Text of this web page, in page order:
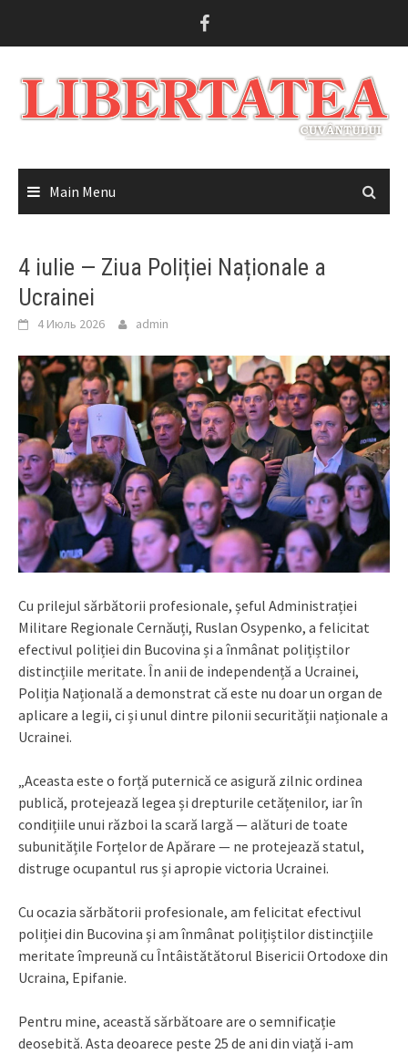
Main Menu
4 iulie — Ziua Poliției Naționale a
Ucrainei
4 Июль 2026 admin
Cu prilejul sărbătorii profesionale, șeful Administrației
Militare Regionale Cernăuți, Ruslan Osypenko, a felicitat
efectivul poliției din Bucovina și a înmânat polițiștilor
distincțiile meritate. În anii de independență a Ucrainei,
Poliția Națională a demonstrat că este nu doar un organ de
aplicare a legii, ci și unul dintre pilonii securității naționale a
Ucrainei.
„Aceasta este o forță puternică ce asigură zilnic ordinea
publică, protejează legea și drepturile cetățenilor, iar în
condițiile unui război la scară largă — alături de toate
subunitățile Forțelor de Apărare — ne protejează statul,
distruge ocupantul rus și apropie victoria Ucrainei.
Cu ocazia sărbătorii profesionale, am felicitat efectivul
poliției din Bucovina și am înmânat polițiștilor distincțiile
meritate împreună cu Întâistătătorul Bisericii Ortodoxe din
Ucraina, Epifanie.
Pentru mine, această sărbătoare are o semnificație
deosebită. Asta deoarece peste 25 de ani din viață i-am